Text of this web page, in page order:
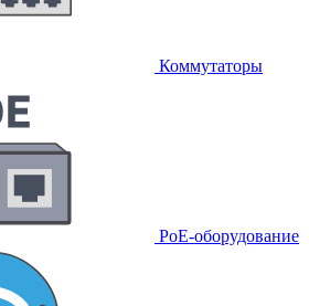
Коммутаторы
PoE-оборудование